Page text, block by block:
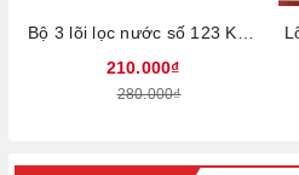
210.000₫
280.000₫